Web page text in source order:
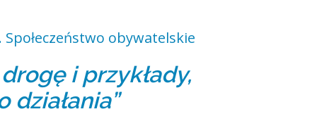
obywatelskie
i przykłady,
działania”